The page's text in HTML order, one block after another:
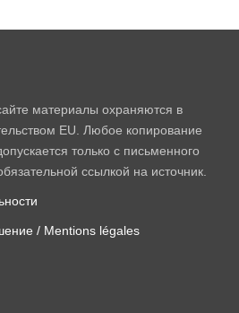
материалы охраняются в
EU. Любое копирование
только с письменного
ссылкой на источник.
/ Mentions légales